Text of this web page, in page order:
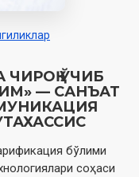
ЎЧИБ
— САНЪАТ
бўлими
соҳаси